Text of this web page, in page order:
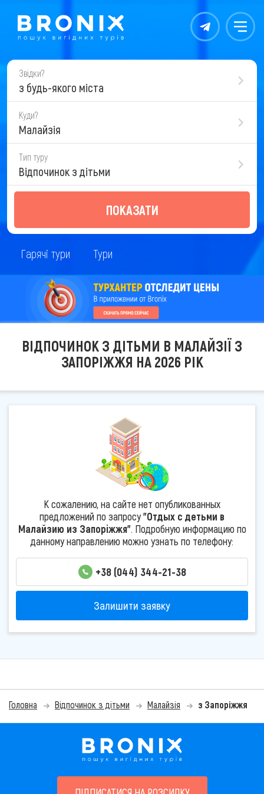
Контакты Меню
Звідки?
з будь-якого міста
Куди?
Малайзія
Тип туру
Відпочинок з дітьми
ПОКАЗАТИ
Гарячі тури Тури
ВІДПОЧИНОК З ДІТЬМИ В МАЛАЙЗІЇ З
ЗАПОРІЖЖЯ НА 2026 РІК
К сожалению, на сайте нет опубликованных
предложений по запросу"Отдых с детьми в
Малайзию из Запоріжжя". Подробную информацию по
данному направлению можно узнать по телефону:
+38 (044) 344-21-38
Залишити заявку
Головна Відпочинок з дітьми Малайзія з Запоріжжя